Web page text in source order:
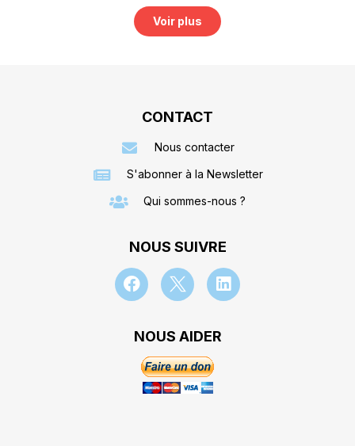
Voir plus
CONTACT
Nous contacter
S'abonner à la Newsletter
Qui sommes-nous ?
NOUS SUIVRE
NOUS AIDER